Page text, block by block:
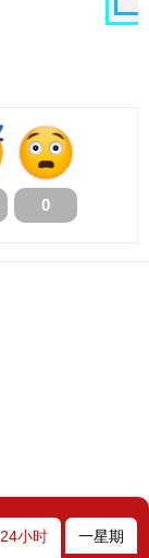
0
24小时 一星期